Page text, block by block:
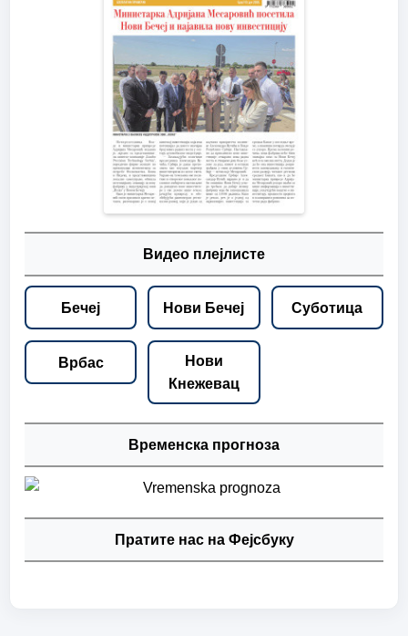
Видео плејлисте
Бечеј Нови Бечеј Суботица
Врбас
Нови
Кнежевац
Временска прогноза
Пратите нас на Фејсбуку